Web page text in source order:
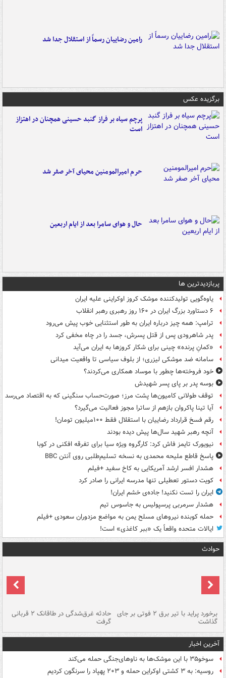
رامین رضاییان رسماً از استقلال جدا شد
برگزیده عکس
پرچم سیاه بر فراز گنبد حسینی همچنان در اهتزاز
است
حرم امیرالمومنین محیای آخر صفر شد
حال و هوای سامرا بعد از ایام اربعین
پربازدیدترین ها
یاوه‌گویی تولیدکننده موشک کروز اوکراینی علیه ایران
۶ دستاورد بزرگ ایران در ۱۶۰ روز رهبری رهبر انقلاب
ترامپ: همه چیز درباره ایران به طور استثنایی خوب پیش می‌رود
پدر شاهرودی پس از قتل پسرش، جسد را در چاه مخفی کرد
«کمانِ پرنده» چینی برای شکار کروزها به ایران می‌آید
سامانه ضد موشکی لیزری؛ از بلوف سیاسی تا واقعیت میدانی
خود فروخته‌ها چطور با موساد همکاری می‌کردند؟
بوسه‌ پدر بر پای پسر شهیدش
توقف طولانی کامیون‌ها پشت مرز؛ صورت‌حساب سنگینی که به اقتصاد می‌رسد
آیا تینا پاکروان بازهم از ساترا مجوز فعالیت می‌گیرد؟
رقم فسخ قرارداد رضاییان با استقلال فقط ۱۰۰میلیون تومان!
آنچه رهبر شهید سال‌ها پیش دیده بودند
نیویورک تایمز فاش کرد: کارگروه ویژه سیا برای تفرقه افکنی در کوبا
پاسخ قاطع ملیحه محمدی به نسخه تسلیم‌طلبی روی آنتن BBC
هشدار افسر ارشد آمریکایی به کاخ سفید +فیلم
کویت دستور تعطیلی تنها مدرسه ایرانی را صادر کرد
ایران را تست نکنید! جاده‌ی خشم ایران!
هشدار سرمربی پرسپولیس به جاسوس تیم
حمله کوبنده نیروهای مسلح یمن به مواضع مزدوران سعودی +فیلم
ایالات متحده واقعاً یک «ببر کاغذی» است!
حوادث
برخورد پراید با تیر برق ۲ فوتی بر جای
گذاشت
حادثه غرق‌شدگی در طاقانک ۲ قربانی
گرفت
آخرین اخبار
سوخو۳۵ با این موشک‌ها به ناوهای‌جنگی حمله می‌کند
روسیه: به ۳ کشتی اوکراین حمله و ۲۰۳ پهپاد را سرنگون کردیم